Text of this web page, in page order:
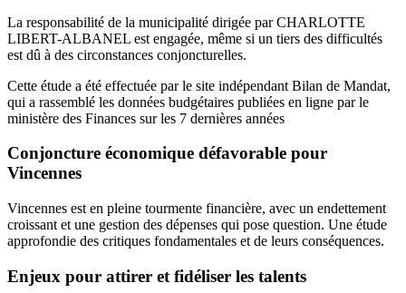
La responsabilité de la municipalité dirigée par CHARLOTTE
LIBERT-ALBANEL est engagée, même si un tiers des difficultés
est dû à des circonstances conjoncturelles.
Cette étude a été effectuée par le site indépendant Bilan de Mandat,
qui a rassemblé les données budgétaires publiées en ligne par le
ministère des Finances sur les 7 dernières années
Conjoncture économique défavorable pour
Vincennes
Vincennes est en pleine tourmente financière, avec un endettement
croissant et une gestion des dépenses qui pose question. Une étude
approfondie des critiques fondamentales et de leurs conséquences.
Enjeux pour attirer et fidéliser les talents